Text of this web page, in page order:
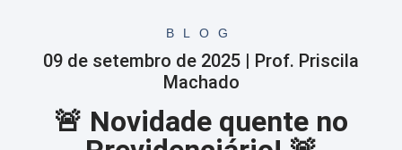
BLOG
09 de setembro de 2025 | Prof. Priscila
Machado
🚨 Novidade quente no